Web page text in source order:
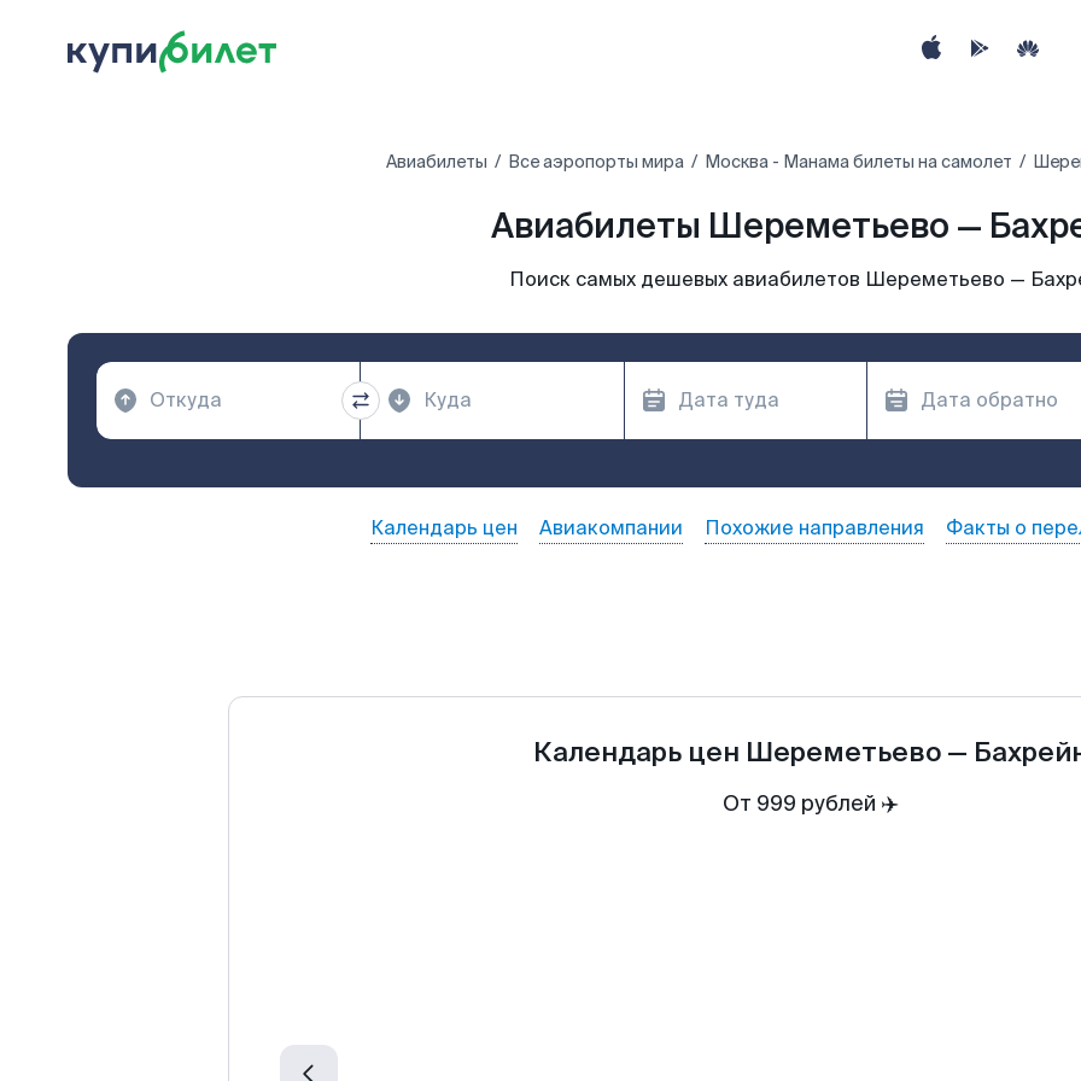
Авиабилеты Все аэропорты мира Москва - Манама билеты на самолет
Авиабилеты Шереметьево —
Поиск самых дешевых авиабилетов Шереметьево —
Календарь цен Авиакомпании Похожие направления Факты о
Календарь цен Шереметьево —
От 999 рублей ✈️